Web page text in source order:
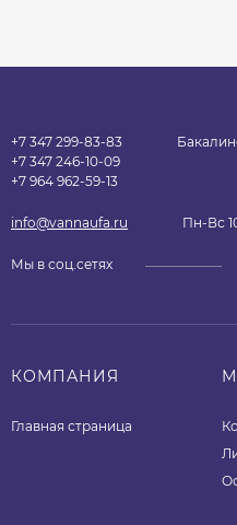
+7 347 299-83-83
+7 347 246-10-09
+7 964 962-59-13
info@vannaufa.ru Пн-Вс
Мы в соц.сетях
КОМПАНИЯ
Главная страница